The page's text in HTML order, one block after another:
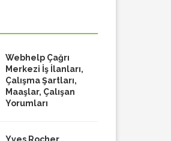
Webhelp Çağrı
Merkezi İş İlanları,
Çalışma Şartları,
Maaşlar, Çalışan
Yorumları